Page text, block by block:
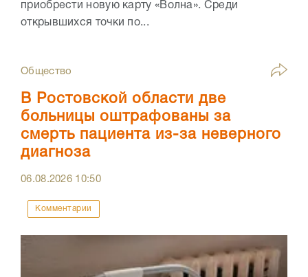
приобрести новую карту «Волна». Среди
открывшихся точки по...
Общество
В Ростовской области две
больницы оштрафованы за
смерть пациента из-за неверного
диагноза
06.08.2026 10:50
Комментарии